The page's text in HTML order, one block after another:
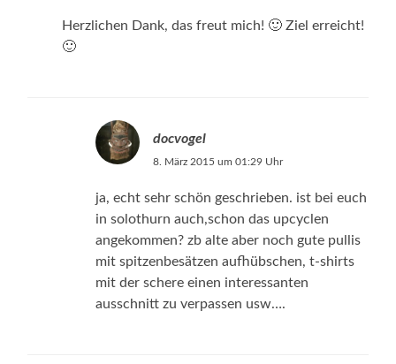
Herzlichen Dank, das freut mich! 🙂 Ziel erreicht!
🙂
docvogel
8. März 2015 um 01:29 Uhr
ja, echt sehr schön geschrieben. ist bei euch
in solothurn auch,schon das upcyclen
angekommen? zb alte aber noch gute pullis
mit spitzenbesätzen aufhübschen, t-shirts
mit der schere einen interessanten
ausschnitt zu verpassen usw….